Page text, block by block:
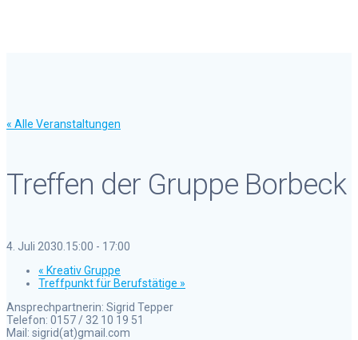
« Alle Veranstaltungen
Treffen der Gruppe Borbeck
4. Juli 2030.15:00 - 17:00
« Kreativ Gruppe
Treffpunkt für Berufstätige »
Ansprechpartnerin: Sigrid Tepper
Telefon: 0157 / 32 10 19 51
Mail: sigrid(at)gmail.com